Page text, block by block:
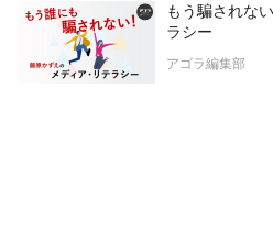
もう騙されな
ラシー
アゴラ編集部